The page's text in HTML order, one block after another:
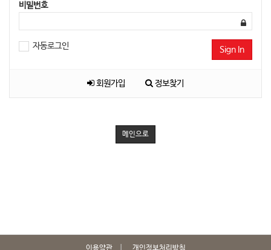
비밀번호
자동로그인 Sign In
회원가입 정보찾기
메인으로
이용약관 개인정보처리방침